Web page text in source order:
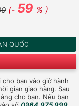
(- 59 % )
QUỐC
cho bạn vào giờ hành
gian giao hàng. Sau
cho bạn. Nếu bạn